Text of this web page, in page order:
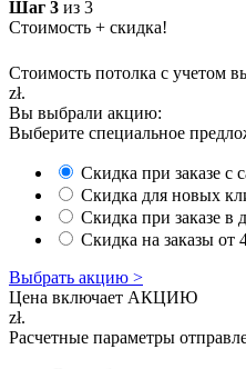
Шаг 3 из 3
Стоимость + скидка!
Стоимость потолка с учетом
zł.
Вы выбрали акцию:
Выберите специальное
Скидка при заказе с
Скидка для новых
Скидка при заказе в
Скидка на заказы от
Выбрать акцию >
Цена включает АКЦИЮ
zł.
Расчетные параметры